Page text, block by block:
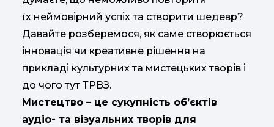
їх неймовірний успіх та створити шедевр?
Давайте розберемося, як саме створюється
інновація чи креативне рішення на
прикладі культурних та мистецьких творів і
до чого тут ТРВЗ.
Мистецтво – це сукупність об’єктів
аудіо- та візуальних творів для